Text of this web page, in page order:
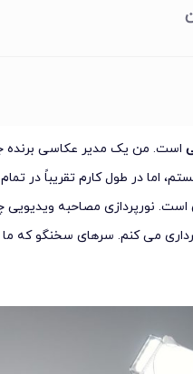
است. من یک مدیر عکاسی برنده
در تمام 50 ایالت در سراسر جهان بوده ام. این دوره در مورد
است. نورپردازی مصاحبه ویدیویی
می کنم. سرهای سخنگو که